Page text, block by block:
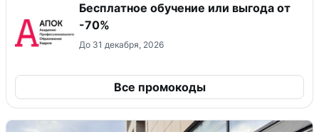
Бесплатное обучение или выгода от
-70%
До 31 декабря, 2026
Все промокоды